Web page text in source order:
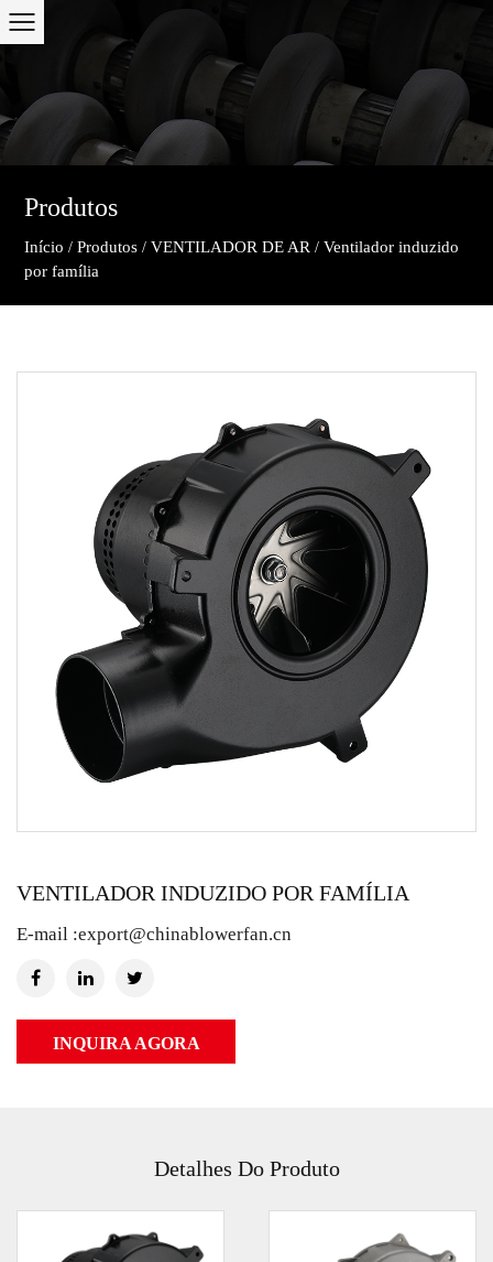
Produtos
Início /Produtos /VENTILADOR DE AR /Ventilador induzido
por família
VENTILADOR INDUZIDO POR FAMÍLIA
E-mail :export@chinablowerfan.cn
INQUIRA AGORA
Detalhes Do Produto